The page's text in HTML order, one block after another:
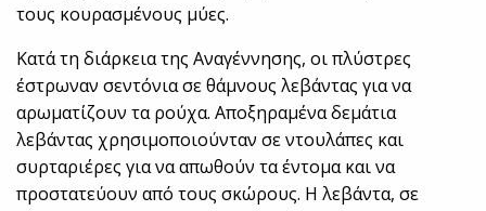
τους κουρασμένους μύες.
Κατά τη διάρκεια της Αναγέννησης, οι πλύστρες
έστρωναν σεντόνια σε θάμνους λεβάντας για να
αρωματίζουν τα ρούχα. Αποξηραμένα δεμάτια
λεβάντας χρησιμοποιούνταν σε ντουλάπες και
συρταριέρες για να απωθούν τα έντομα και να
προστατεύουν από τους σκώρους. Η λεβάντα, σε